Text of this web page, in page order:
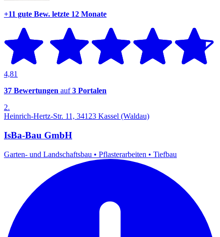
+11 gute Bew. letzte 12 Monate
4,81
37 Bewertungen auf3 Portalen
2.
Heinrich-Hertz-Str. 11, 34123 Kassel (Waldau)
IsBa-Bau GmbH
Garten- und Landschaftsbau • Pflasterarbeiten • Tiefbau